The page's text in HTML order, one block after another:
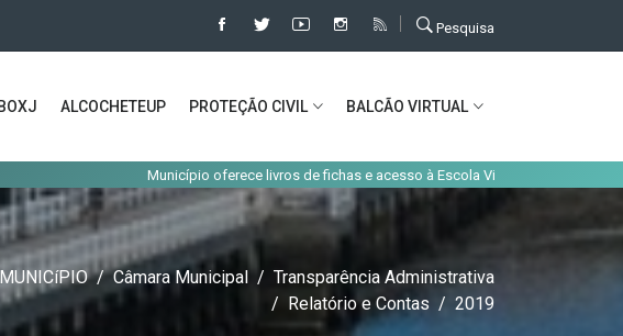
Pesquisa
ALCOCHETEUP PROTEÇÃO CIVIL BALCÃO VIRTUAL
Município oferece livros de fichas e acesso à Escola Virtual aos alunos do
MUNICíPIO Câmara Municipal
Transparência Administrativa
Relatório e Contas
2019